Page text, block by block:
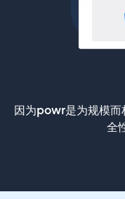
因为powr是为规模而
全